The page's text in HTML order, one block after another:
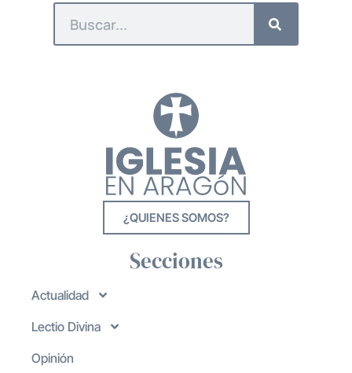
¿QUIENES SOMOS?
Secciones
Actualidad
Lectio Divina
Opinión